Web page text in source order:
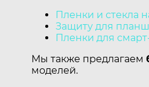
Пленки и стекла
Защиту для
Пленки для
Мы также предлагаем
моделей.